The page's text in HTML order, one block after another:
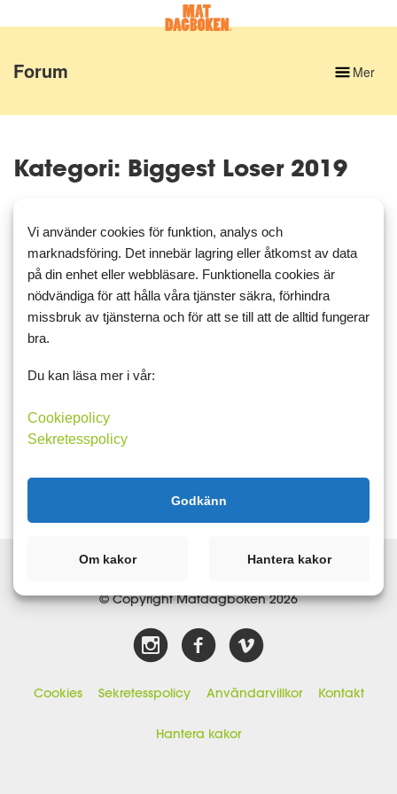
Forum Mer
Kategori: Biggest Loser 2019
av: Havet 12 mars 2019 23:45
Havet
54 inlägg
för 7 år sedan
© Copyright Matdagboken 2026
Cookies Sekretesspolicy Användarvillkor Kontakt
Hantera kakor
Vi använder cookies för funktion, analys och
marknadsföring. Det innebär lagring eller åtkomst av data
på din enhet eller webbläsare. Funktionella cookies är
nödvändiga för att hålla våra tjänster säkra, förhindra
missbruk av tjänsterna och för att se till att de alltid fungerar
bra.
Du kan läsa mer i vår:
Cookiepolicy
Sekretesspolicy
Godkänn
Om kakor Hantera kakor